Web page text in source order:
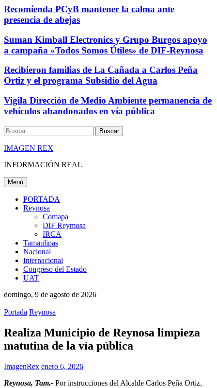
Recomienda PCyB mantener la calma ante
presencia de abejas
Suman Kimball Electronics y Grupo Burgos apoyo
a campaña «Todos Somos Útiles» de DIF-Reynosa
Recibieron familias de La Cañada a Carlos Peña
Ortiz y el programa Subsidio del Agua
Vigila Dirección de Medio Ambiente permanencia de
vehículos abandonados en vía pública
Buscar
IMAGEN REX
INFORMACIÓN REAL
Menú
PORTADA
Reynosa
Comapa
DIF Reymosa
IRCA
Tamaulipas
Nacional
Internacional
Congreso del Estado
UAT
domingo, 9 de agosto de 2026
Portada Reynosa
Realiza Municipio de Reynosa limpieza
matutina de la vía pública
ImagenRex enero 6, 2026
Reynosa, Tam.- Por instrucciones del Alcalde Carlos Peña Ortiz,